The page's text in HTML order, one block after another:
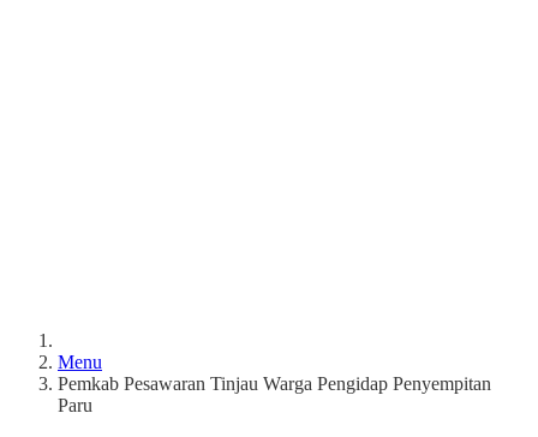
Menu
Pemkab Pesawaran Tinjau Warga Pengidap Penyempitan
Paru